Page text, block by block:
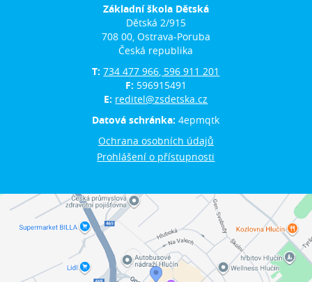
Základní škola Dětská
Dětská 2/915
708 00, Ostrava-Poruba
Česká republika
T:734 477 966, 596 911 201
F: 596915491
E: reditel@zsdetska.cz
Datová schránka:4epmqtk
Ochrana osobních údajů
Prohlášení o přístupnosti